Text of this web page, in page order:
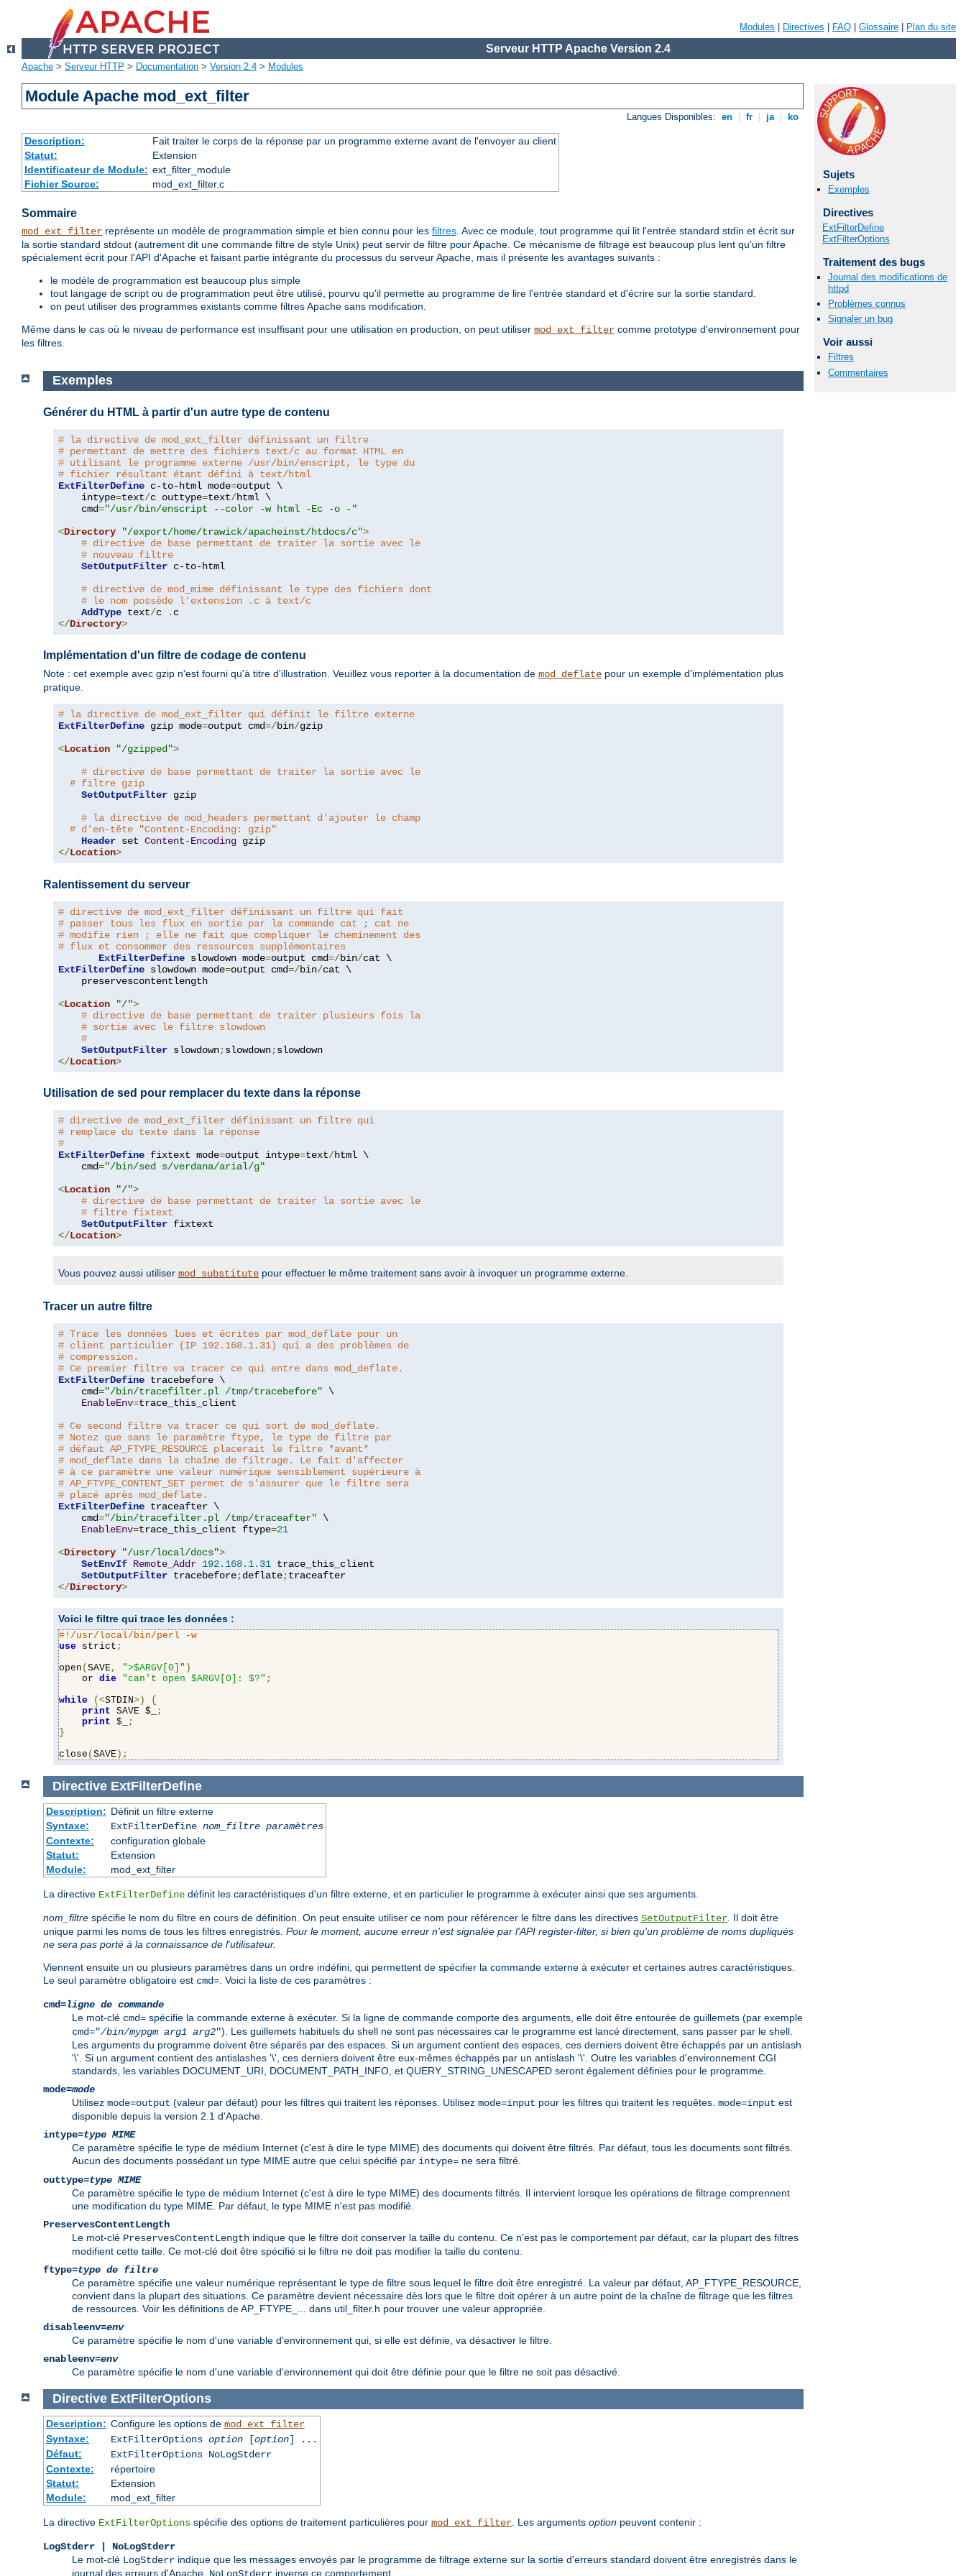
Modules Directives FAQ Glossaire Plan du site
Serveur HTTP Apache Version 2.4
Apache > Serveur HTTP > Documentation > Version 2.4 > Modules
Module Apache mod_ext_filter
Langues Disponibles: en fr ja ko
Description:
Fait traiter le corps de la réponse par un programme externe avant de l'envoyer au client
Statut:
Extension
Identificateur de Module: ext_filter_module
Fichier Source:
mod_ext_filter.c
Sommaire
mod_ext_filter représente un modèle de programmation simple et bien connu pour les filtres. Avec ce module, tout programme qui lit l'entrée standard stdin et écrit sur
la sortie standard stdout (autrement dit une commande filtre de style Unix) peut servir de filtre pour Apache. Ce mécanisme de filtrage est beaucoup plus lent qu'un filtre
spécialement écrit pour l'API d'Apache et faisant partie intégrante du processus du serveur Apache, mais il présente les avantages suivants :
le modèle de programmation est beaucoup plus simple
tout langage de script ou de programmation peut être utilisé, pourvu qu'il permette au programme de lire l'entrée standard et d'écrire sur la sortie standard.
on peut utiliser des programmes existants comme filtres Apache sans modification.
Même dans le cas où le niveau de performance est insuffisant pour une utilisation en production, on peut utiliser mod_ext_filter comme prototype d'environnement pour
les filtres.
Sujets
Exemples
Directives
ExtFilterDefine
ExtFilterOptions
Traitement des bugs
Journal des modifications de
httpd
Problèmes connus
Signaler un bug
Voir aussi
Filtres
Commentaires
Exemples
Générer du HTML à partir d'un autre type de contenu
# la directive de mod_ext_filter définissant un filtre
# permettant de mettre des fichiers text/c au format HTML en
# utilisant le programme externe /usr/bin/enscript, le type du
# fichier résultant étant défini à text/html
ExtFilterDefine c-to-html mode=output \
    intype
=text/c outtype=text/html \
    cmd
="/usr/bin/enscript --color -w html -Ec -o -"
<Directory "/export/home/trawick/apacheinst/htdocs/c">
# directive de base permettant de traiter la sortie avec le
# nouveau filtre
SetOutputFilter c-to-html
# directive de mod_mime définissant le type des fichiers dont
# le nom possède l'extension .c à text/c
AddType text/c .
</Directory>
Implémentation d'un filtre de codage de contenu
Note : cet exemple avec gzip n'est fourni qu'à titre d'illustration. Veuillez vous reporter à la documentation de mod_deflate pour un exemple d'implémentation plus
pratique.
# la directive de mod_ext_filter qui définit le filtre externe
ExtFilterDefine gzip mode=output cmd=/bin/gzip
<Location "/gzipped">
# directive de base permettant de traiter la sortie avec le
# filtre gzip
SetOutputFilter gzip
# la directive de mod_headers permettant d'ajouter le champ
# d'en-tête "Content-Encoding: gzip"
Header set Content-Encoding
</Location>
Ralentissement du serveur
# directive de mod_ext_filter définissant un filtre qui fait
# passer tous les flux en sortie par la commande cat ; cat ne
# modifie rien ; elle ne fait que compliquer le cheminement des
# flux et consommer des ressources supplémentaires
ExtFilterDefine slowdown mode=output cmd=/bin/
ExtFilterDefine slowdown mode=output cmd=/bin/cat \
    preservescontentlength
<Location "/">
# directive de base permettant de traiter plusieurs fois la
# sortie avec le filtre slowdown
#
SetOutputFilter slowdown;slowdown;
</Location>
Utilisation de sed pour remplacer du texte dans la réponse
# directive de mod_ext_filter définissant un filtre qui
# remplace du texte dans la réponse
#
ExtFilterDefine fixtext mode=output intype=text/html \
    cmd
="/bin/sed s/verdana/arial/g"
<Location "/">
# directive de base permettant de traiter la sortie avec le
# filtre fixtext
SetOutputFilter
</Location>
Vous pouvez aussi utiliser mod_substitute pour effectuer le même traitement sans avoir à invoquer un programme externe.
Tracer un autre filtre
# Trace les données lues et écrites par mod_deflate pour un
# client particulier (IP 192.168.1.31) qui a des problèmes de
# compression.
# Ce premier filtre va tracer ce qui entre dans mod_deflate.
ExtFilterDefine tracebefore \
    cmd
="/bin/tracefilter.pl /tmp/tracebefore" \
EnableEnv=trace_this_client
# Ce second filtre va tracer ce qui sort de mod_deflate.
# Notez que sans le paramètre ftype, le type de filtre par
# défaut AP_FTYPE_RESOURCE placerait le filtre *avant*
# mod_deflate dans la chaîne de filtrage. Le fait d'affecter
# à ce paramètre une valeur numérique sensiblement supérieure à
# AP_FTYPE_CONTENT_SET permet de s'assurer que le filtre sera
# placé après mod_deflate.
ExtFilterDefine traceafter \
    cmd
="/bin/tracefilter.pl /tmp/traceafter" \
EnableEnv=trace_this_client ftype=21
<Directory "/usr/local/docs">
SetEnvIf Remote_Addr 192.168. 1.31 trace_this_client
SetOutputFilter tracebefore;deflate;
</Directory>
Voici le filtre qui trace les données :
#!/usr/local/bin/perl -w
use strict ;
open ( SAVE, ">$ARGV[0]" )
    or
die "can't open $ARGV[0]: $?" ;
while
(<STDIN>)
{
print SAVE $_
;
print $_
;
}
close ( SAVE );
Directive ExtFilterDefine
Description: Définit un filtre externe
Syntaxe:
ExtFilterDefine nom_filtre paramètres
Contexte:
configuration globale
Statut:
Extension
Module:
mod_ext_filter
La directive ExtFilterDefine définit les caractéristiques d'un filtre externe, et en particulier le programme à exécuter ainsi que ses arguments.
nom_filtre spécifie le nom du filtre en cours de définition. On peut ensuite utiliser ce nom pour référencer le filtre dans les directives SetOutputFilter . Il doit être
unique parmi les noms de tous les filtres enregistrés. Pour le moment, aucune erreur n'est signalée par l'API register-filter, si bien qu'un problème de noms dupliqués
ne sera pas porté à la connaissance de l'utilisateur.
Viennent ensuite un ou plusieurs paramètres dans un ordre indéfini, qui permettent de spécifier la commande externe à exécuter et certaines autres caractéristiques.
Le seul paramètre obligatoire est cmd= . Voici la liste de ces paramètres :
cmd=ligne de commande
Le mot-clé cmd= spécifie la commande externe à exécuter. Si la ligne de commande comporte des arguments, elle doit être entourée de guillemets (par exemple
cmd="/bin/mypgm arg1 arg2"). Les guillemets habituels du shell ne sont pas nécessaires car le programme est lancé directement, sans passer par le shell.
Les arguments du programme doivent être séparés par des espaces. Si un argument contient des espaces, ces derniers doivent être échappés par un antislash
'\'. Si un argument contient des antislashes '\', ces derniers doivent être eux-mêmes échappés par un antislash '\'. Outre les variables d'environnement CGI
standards, les variables DOCUMENT_URI, DOCUMENT_PATH_INFO, et QUERY_STRING_UNESCAPED seront également définies pour le programme.
mode=mode
Utilisez mode=output (valeur par défaut) pour les filtres qui traitent les réponses. Utilisez mode=input pour les filtres qui traitent les requêtes. mode=input est
disponible depuis la version 2.1 d'Apache.
intype=type MIME
Ce paramètre spécifie le type de médium Internet (c'est à dire le type MIME) des documents qui doivent être filtrés. Par défaut, tous les documents sont filtrés.
Aucun des documents possédant un type MIME autre que celui spécifié par intype= ne sera filtré.
outtype=type MIME
Ce paramètre spécifie le type de médium Internet (c'est à dire le type MIME) des documents filtrés. Il intervient lorsque les opérations de filtrage comprennent
une modification du type MIME. Par défaut, le type MIME n'est pas modifié.
PreservesContentLength
Le mot-clé PreservesContentLength indique que le filtre doit conserver la taille du contenu. Ce n'est pas le comportement par défaut, car la plupart des filtres
modifient cette taille. Ce mot-clé doit être spécifié si le filtre ne doit pas modifier la taille du contenu.
ftype=type de filtre
Ce paramètre spécifie une valeur numérique représentant le type de filtre sous lequel le filtre doit être enregistré. La valeur par défaut, AP_FTYPE_RESOURCE,
convient dans la plupart des situations. Ce paramètre devient nécessaire dès lors que le filtre doit opérer à un autre point de la chaîne de filtrage que les filtres
de ressources. Voir les définitions de AP_FTYPE_... dans util_filter.h pour trouver une valeur appropriée.
disableenv=env
Ce paramètre spécifie le nom d'une variable d'environnement qui, si elle est définie, va désactiver le filtre.
enableenv=env
Ce paramètre spécifie le nom d'une variable d'environnement qui doit être définie pour que le filtre ne soit pas désactivé.
Directive ExtFilterOptions
Description: Configure les options de mod_ext_filter
Syntaxe:
ExtFilterOptions option[option] ...
Défaut:
ExtFilterOptions NoLogStderr
Contexte:
répertoire
Statut:
Extension
Module:
mod_ext_filter
La directive ExtFilterOptions spécifie des options de traitement particulières pour mod_ext_filter . Les arguments option peuvent contenir :
LogStderr | NoLogStderr
Le mot-clé LogStderr indique que les messages envoyés par le programme de filtrage externe sur la sortie d'erreurs standard doivent être enregistrés dans le
journal des erreurs d'Apache.
inverse ce comportement.